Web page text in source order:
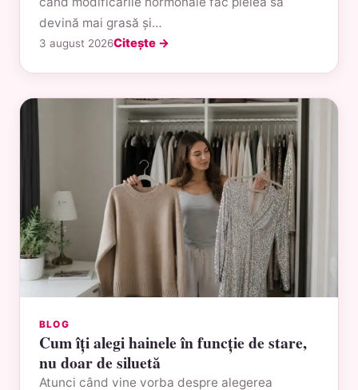
devină mai grasă și…
3 august 2026Citește →
BLOG
Cum îți alegi hainele în funcție de stare,
nu doar de siluetă
Atunci când vine vorba despre alegerea